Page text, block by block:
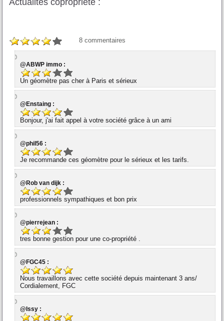
Actualités copropriété :
8 commentaires
@ABWP immo :
Un géomètre pas cher à Paris et sérieux
@Enstaing :
Bonjour, j'ai fait appel à votre société grâce à un ami
@phil56 :
Je recommande ces géomètre pour le sérieux et les tarifs.
@Rob van dijk :
professionnels sympathiques et bon prix
@pierrejean :
tres bonne gestion pour une co-propriété .
@FGC45 :
Nous travaillons avec cette société depuis maintenant 3 ans/
Cordialement, FGC
@Issy :